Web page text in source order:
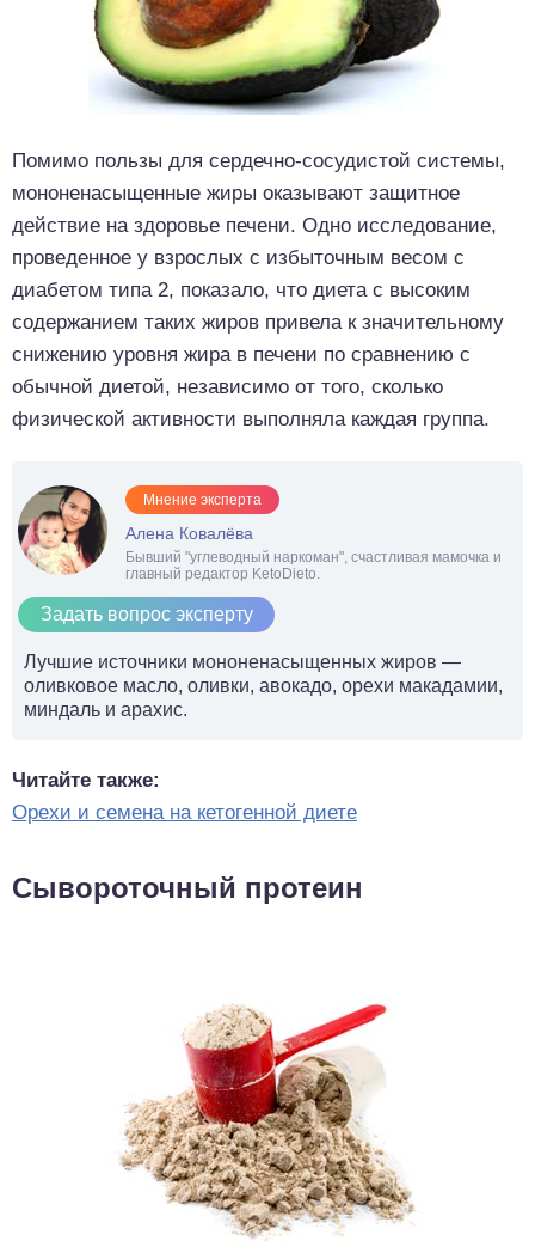
Помимо пользы для сердечно-сосудистой системы,
мононенасыщенные жиры оказывают защитное
действие на здоровье печени. Одно исследование,
проведенное у взрослых с избыточным весом с
диабетом типа 2, показало, что диета с высоким
содержанием таких жиров привела к значительному
снижению уровня жира в печени по сравнению с
обычной диетой, независимо от того, сколько
физической активности выполняла каждая группа.
Мнение эксперта
Алена Ковалёва
Бывший "углеводный наркоман", счастливая мамочка и
главный редактор KetoDieto.
Задать вопрос эксперту
Лучшие источники мононенасыщенных жиров —
оливковое масло, оливки, авокадо, орехи макадамии,
миндаль и арахис.
Читайте также:
Орехи и семена на кетогенной диете
Сывороточный протеин